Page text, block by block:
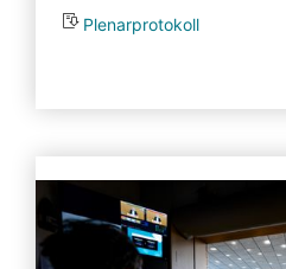
Plenarprotokoll